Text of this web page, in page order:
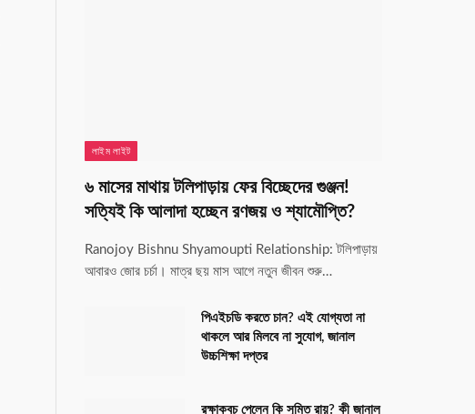
লাইম লাইট
৬ মাসের মাথায় টলিপাড়ায় ফের বিচ্ছেদের গুঞ্জন!
সত্যিই কি আলাদা হচ্ছেন রণজয় ও শ্যামৌপ্তি?
Ranojoy Bishnu Shyamoupti Relationship: টলিপাড়ায়
আবারও জোর চর্চা। মাত্র ছয় মাস আগে নতুন জীবন শুরু…
পিএইচডি করতে চান? এই যোগ্যতা না
থাকলে আর মিলবে না সুযোগ, জানাল
উচ্চশিক্ষা দপ্তর
রক্ষাকবচ পেলেন কি সুমিত রায়? কী জানাল